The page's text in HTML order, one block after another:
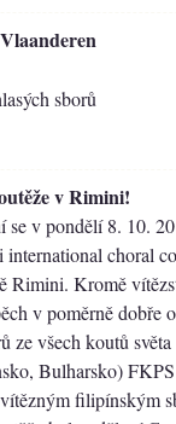
sborů
v Rimini!
se v pondělí 8. 10.
choral
Rimini. Kromě
v poměrně dobře
ze všech koutů
Bulharsko)
filipínským